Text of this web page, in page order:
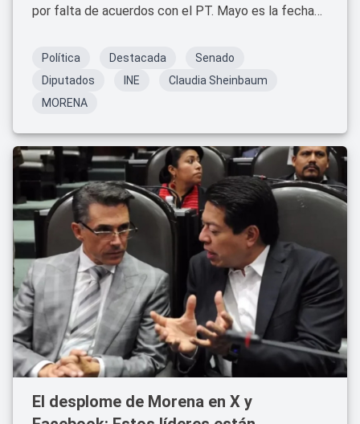
por falta de acuerdos con el PT. Mayo es la fecha
Política Destacada
Senado
Diputados
INE
Claudia Sheinbaum
MORENA
El desplome de Morena en X y